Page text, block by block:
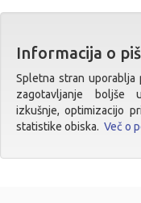
Informacija o
Spletna stran uporablja
zagotavljanje boljše
izkušnje, optimizacijo
statistike obiska. Več o